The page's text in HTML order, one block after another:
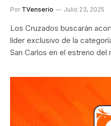
Por TVenserio Julio 23, 2025
Los Cruzados buscarán
líder exclusivo de la
San Carlos en el estreno del